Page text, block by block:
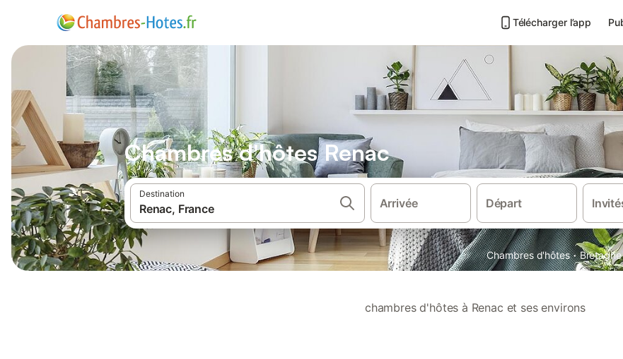
Télécharger l’app
Chambres d'hôtes Renac
Destination
Arrivée Départ
Chambres d'hôtes · Bretagne
chambres d'hôtes à Renac et ses environs